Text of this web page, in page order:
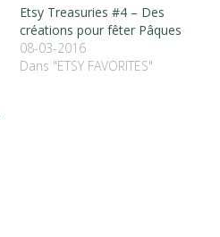
Etsy Treasuries #4 – Des
créations pour fêter Pâques
08-03-2016
Dans "ETSY FAVORITES"